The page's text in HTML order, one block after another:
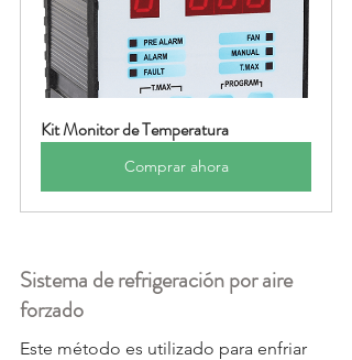
Kit Monitor de Temperatura
Comprar ahora
Sistema de refrigeración por aire
forzado
Este método es utilizado para enfriar